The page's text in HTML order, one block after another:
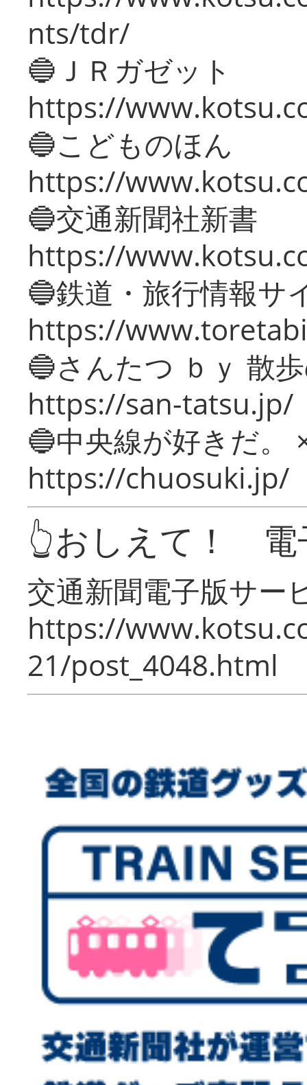
nts/tdr/
🔵ＪＲガゼット
https://
🔵こどものほん
https://
🔵交通新聞社新書
https://
🔵鉄道・旅行情報サ
https://
🔵さんたつ ｂｙ 散
https://san-tatsu.jp/
🔵中央線が好きだ。
https://chuosuki.jp/
👆おしえて！ 電
交通新聞電子版サー
https://
21/post_4048.html